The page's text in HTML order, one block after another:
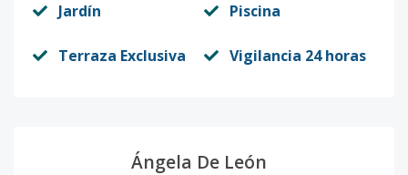
Jardín Piscina
Terraza Exclusiva Vigilancia 24 horas
Ángela De León